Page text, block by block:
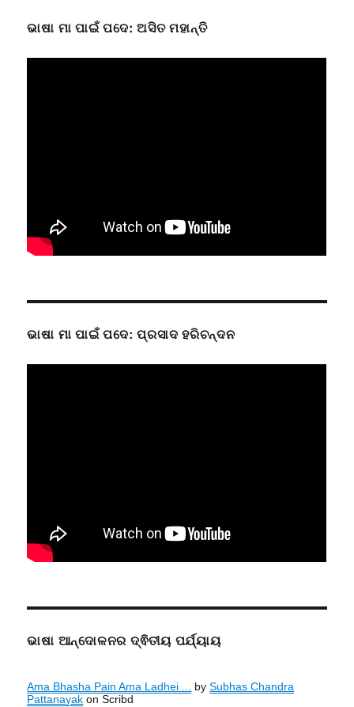
ଭାଷା ମା ପାଇଁ ପଦେ: ଅସିତ ମହାନ୍ତି
ଭାଷା ମା ପାଇଁ ପଦେ: ପ୍ରସାଦ ହରିଚନ୍ଦନ
ଭାଷା ଆନ୍ଦୋଳନର ଦ୍ଵିତୀୟ ପର୍ଯ୍ୟାୟ
Ama Bhasha Pain Ama Ladhei ... bySubhas Chandra
Pattanayak on Scribd